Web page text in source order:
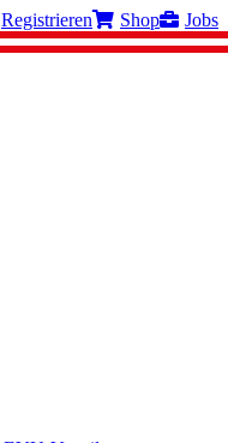
Registrieren Shop Jobs